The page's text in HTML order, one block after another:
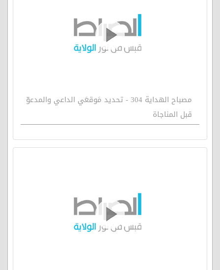
مصباح الهداية 304 - تحديد مَوقعَي الداعي والمدعوّ
قبل المناجاة